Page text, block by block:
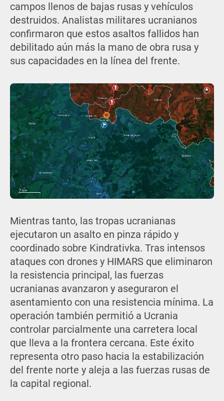
campos llenos de bajas rusas y vehículos
destruidos. Analistas militares ucranianos
confirmaron que estos asaltos fallidos han
debilitado aún más la mano de obra rusa y
sus capacidades en la línea del frente.
Mientras tanto, las tropas ucranianas
ejecutaron un asalto en pinza rápido y
coordinado sobre Kindrativka. Tras intensos
ataques con drones y HIMARS que eliminaron
la resistencia principal, las fuerzas
ucranianas avanzaron y aseguraron el
asentamiento con una resistencia mínima. La
operación también permitió a Ucrania
controlar parcialmente una carretera local
que lleva a la frontera cercana. Este éxito
representa otro paso hacia la estabilización
del frente norte y aleja a las fuerzas rusas de
la capital regional.